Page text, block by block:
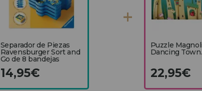
Separador de Piezas
Ravensburger Sort and
Go de 8 bandejas
14,95€
Puzzle
Dancing
22,95€